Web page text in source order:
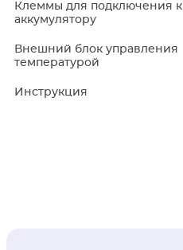
Клеммы для подключения к
аккумулятору
Внешний блок управления
температурой
Инструкция